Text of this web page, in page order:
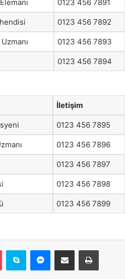
0123 456 7891
0123 456 7892
0123 456 7893
0123 456 7894
İletişim
0123 456 7895
0123 456 7896
0123 456 7897
0123 456 7898
0123 456 7899
Pocket Skype Messenger
E-Posta ile paylaş Yazdır